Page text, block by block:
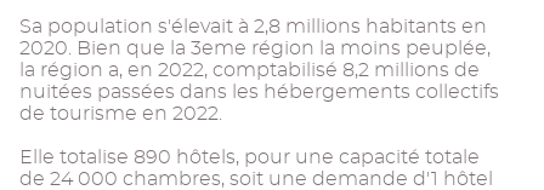
Sa population s'élevait à 2,8 millions habitants en
2020. Bien que la 3eme région la moins peuplée,
la région a, en 2022, comptabilisé 8,2 millions de
nuitées passées dans les hébergements collectifs
de tourisme en 2022.
Elle totalise 890 hôtels, pour une capacité totale
de 24 000 chambres, soit une demande d'1 hôtel